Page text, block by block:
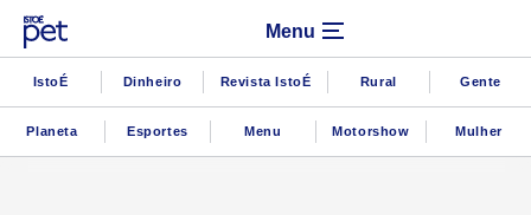
Menu
IstoÉ Dinheiro Revista IstoÉ Rural Gente
Planeta Esportes Menu Motorshow Mulher